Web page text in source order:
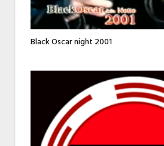
Black Oscar night 2001